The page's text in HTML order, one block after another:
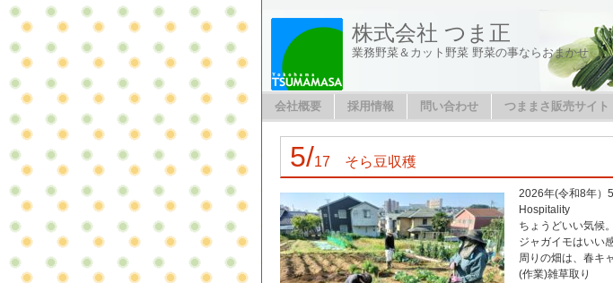
株式会社 つま正
業務野菜＆カット野菜 野菜の事ならおまかせ
会社概要 採用情報 問い合わせ つままさ販売サイト
5/17 そら豆収穫
2026年(令和8年
Hospitality
ちょうどいい気候
ジャガイモはいい
周りの畑は、春キ
(作業)雑草取り